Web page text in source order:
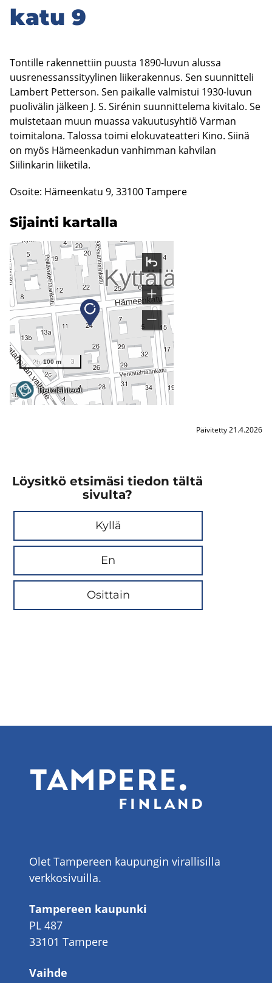
ka­tu 9
Tontille rakennettiin puusta 1890-luvun alussa
uusrenessanssityylinen liikerakennus. Sen suunnitteli
Lambert Petterson. Sen paikalle valmistui 1930-luvun
puolivälin jälkeen J. S. Sirénin suunnittelema kivitalo. Se
muistetaan muun muassa vakuutusyhtiö Varman
toimitalona. Talossa toimi elokuvateatteri Kino. Siinä
on myös Hämeenkadun vanhimman kahvilan
Siilinkarin liiketila.
Osoite: Hämeenkatu 9, 33100 Tampere
Si­jain­ti kar­tal­la
Päivitetty 21.4.2026
Löysitkö etsimäsi tiedon tältä
sivulta?
Kyllä
En
Osittain
Olet Tampereen kaupungin virallisilla
verkkosivuilla.
Tampereen kaupunki
PL 487
33101 Tampere
Vaihde